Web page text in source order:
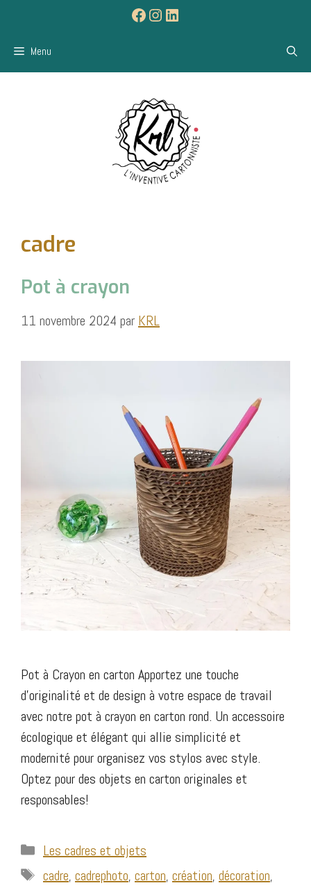
contenu
Facebook
Instagram
LinkedIn
Menu
cadre
Pot à crayon
11 novembre 2024 par KRL
Pot à Crayon en carton Apportez une touche
d’originalité et de design à votre espace de travail
avec notre pot à crayon en carton rond. Un accessoire
écologique et élégant qui allie simplicité et
modernité pour organisez vos stylos avec style.
Optez pour des objets en carton originales et
responsables!
Catégories
Les cadres et objets
Étiquettes
cadre, cadrephoto, carton, création, décoration,